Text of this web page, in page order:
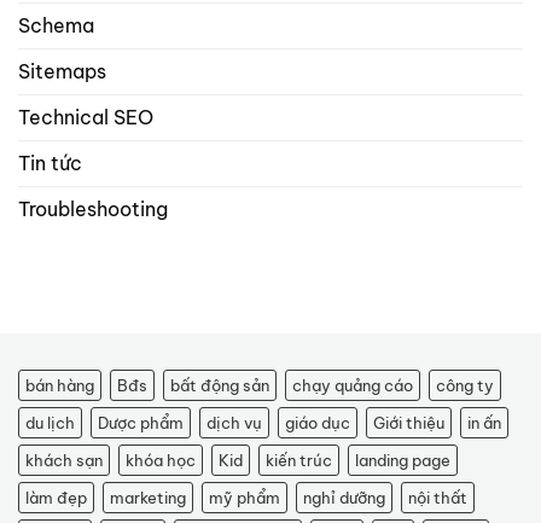
Schema
Sitemaps
Technical SEO
Tin tức
Troubleshooting
bán hàng Bđs bất động sản chạy quảng cáo
công ty
du lịch
Dược phẩm dịch vụ giáo dục Giới thiệu
in ấn
khách sạn
khóa học Kid kiến trúc
landing page
làm đẹp
marketing mỹ phẩm nghỉ dưỡng
nội thất